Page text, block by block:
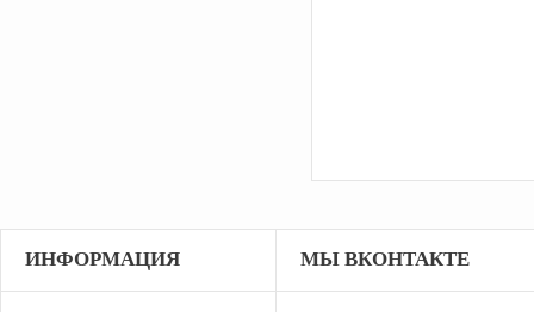
Бампер задний Saab 9-3 с SPA
Подробнее
ИНФОРМАЦИЯ МЫ ВКОНТАКТЕ